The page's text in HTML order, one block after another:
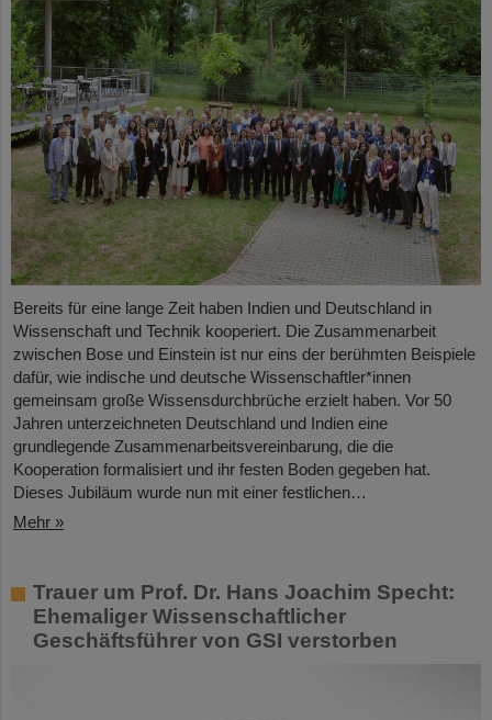
Bereits für eine lange Zeit haben Indien und Deutschland in
Wissenschaft und Technik kooperiert. Die Zusammenarbeit
zwischen Bose und Einstein ist nur eins der berühmten Beispiele
dafür, wie indische und deutsche Wissenschaftler*innen
gemeinsam große Wissensdurchbrüche erzielt haben. Vor 50
Jahren unterzeichneten Deutschland und Indien eine
grundlegende Zusammenarbeitsvereinbarung, die die
Kooperation formalisiert und ihr festen Boden gegeben hat.
Dieses Jubiläum wurde nun mit einer festlichen…
Mehr »
Trauer um Prof. Dr. Hans Joachim Specht:
Ehemaliger Wissenschaftlicher
Geschäftsführer von GSI verstorben